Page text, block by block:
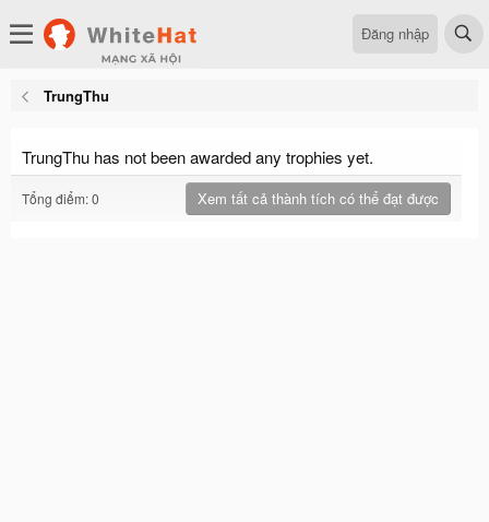
Đăng nhập
TrungThu
TrungThu has not been awarded any trophies yet.
Tổng điểm: 0 Xem tất cả thành tích có thể đạt được